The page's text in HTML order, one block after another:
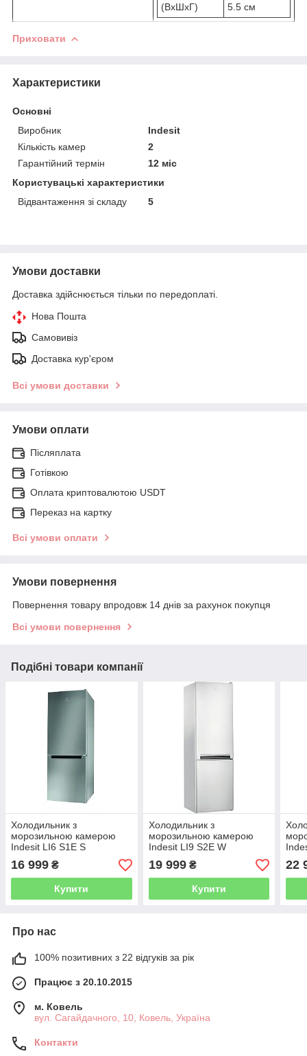
(ВхШхГ)
5.5 см
Приховати
Характеристики
Основні
Виробник
Indesit
Кількість камер
2
Гарантійний термін
12 міс
Користувацькi характеристики
Відвантаження зі складу
5
Умови доставки
Доставка здійснюється тільки по передоплаті.
Нова Пошта
Самовивіз
Доставка кур'єром
Всі умови доставки
Умови оплати
Післяплата
Готівкою
Оплата криптовалютою USDT
Переказ на картку
Всі умови оплати
Умови повернення
Повернення товару впродовж 14 днів за рахунок покупця
Всі умови повернення
Подібні товари компанії
Холодильник з
морозильною камерою
Indesit LI6 S1E S
16 999 ₴
Купити
Холодильник з
морозильною камерою
Indesit LI9 S2E W
19 999₴
Купити
22
Про нас
100% позитивних з 22 відгуків за рік
Працює з 20.10.2015
м. Ковель
вул. Сагайдачного, 10, Ковель, Україна
Контакти